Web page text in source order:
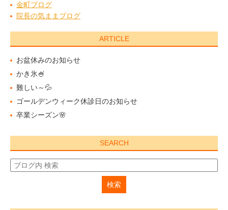
金町ブログ
院長の気ままブログ
ARTICLE
お盆休みのお知らせ
かき氷🍧
難しい～💦
ゴールデンウィーク休診日のお知らせ
卒業シーズン🌸
SEARCH